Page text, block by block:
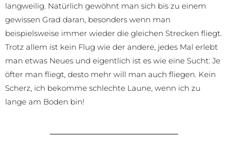
langweilig. Natürlich gewöhnt man sich bis zu einem
gewissen Grad daran, besonders wenn man
beispielsweise immer wieder die gleichen Strecken fliegt.
Trotz allem ist kein Flug wie der andere, jedes Mal erlebt
man etwas Neues und eigentlich ist es wie eine Sucht: Je
öfter man fliegt, desto mehr will man auch fliegen. Kein
Scherz, ich bekomme schlechte Laune, wenn ich zu
lange am Boden bin!